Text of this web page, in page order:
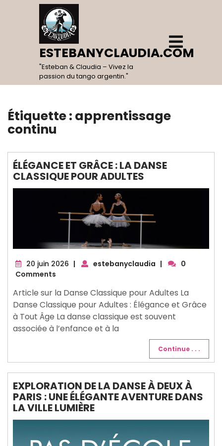
ESTEBANYCLAUDIA.COM
"Esteban & Claudia – Vivez la
passion du tango argentin."
Open
Menu
Étiquette : apprentissage
continu
ÉLÉGANCE ET GRÂCE : LA DANSE
CLASSIQUE POUR ADULTES
20 juin 2026 20
| estebanyclaudia |
0
Comments
Article sur la Danse Classique pour Adultes La
Danse Classique pour Adultes : Élégance et Grâce
à Tout Âge La danse classique est souvent
associée à l’enfance et à la
Continue . . .
EXPLORATION DE LA DANSE À DEUX À
PARIS : UNE ÉLÉGANTE AVENTURE DANS
LA VILLE LUMIÈRE